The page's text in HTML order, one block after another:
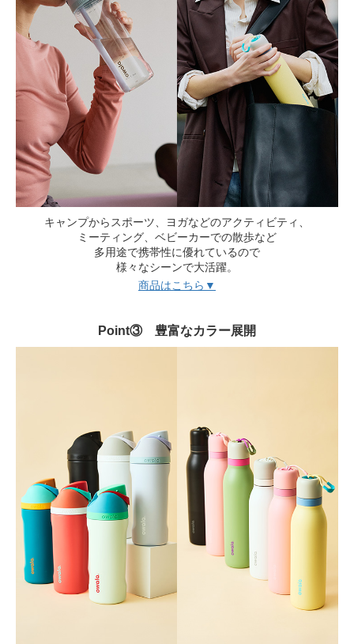
キャンプからスポーツ、ヨガなどのアクティビティ、
ミーティング、ベビーカーでの散歩など
多用途で携帯性に優れているので
様々なシーンで大活躍。
商品はこちら▼
Point③ 豊富なカラー展開